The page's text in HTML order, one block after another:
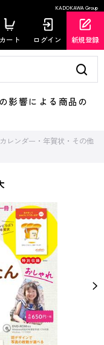
KADOKAWA Group
カート ログイン 新規登録
響による商品の
レンダー・年賀状・その他